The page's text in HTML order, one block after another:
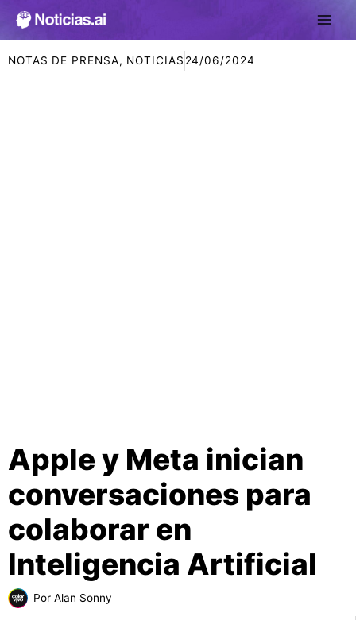
NOTAS DE PRENSA, NOTICIAS 24/06/2024
Apple y Meta inician
conversaciones para
colaborar en
Inteligencia Artificial
Por Alan Sonny